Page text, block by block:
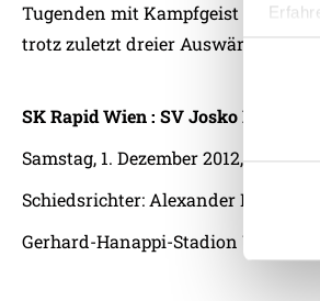
und
Tugenden mit Kampfgeist und
trotz zuletzt dreier
SK Rapid Wien : SV Josko Ried
Samstag, 1. Dezember 2012, 18:30
Schiedsrichter: Alexander Harkam
Gerhard-Hanappi-Stadion Wien